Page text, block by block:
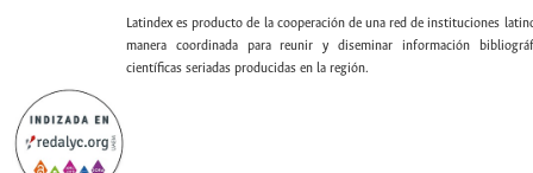
Latindex es producto de la cooperación de una red de instituciones
manera coordinada para reunir y diseminar información
científicas seriadas producidas en la región.